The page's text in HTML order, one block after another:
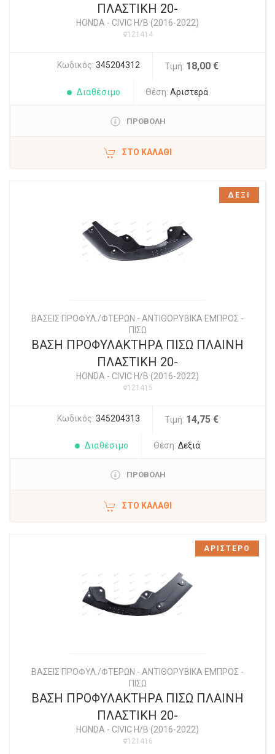
ΠΛΑΣΤΙΚΗ 20-
HONDA - CIVIC H/B (2016-2022)
#121414
Κωδικός: 345204312 Τιμή: 18,00 €
Διαθέσιμο Θέση: Αριστερά
ΠΡΟΒΟΛΗ
ΣΤΟ ΚΑΛΆΘΙ
ΒΑΣΕΙΣ ΠΡΟΦΥΛ./ΦΤΕΡΩΝ - ΑΝΤΙΘΟΡΥΒΙΚΑ ΕΜΠΡΟΣ -
ΠΙΣΩ
ΒΑΣΗ ΠΡΟΦΥΛΑΚΤΗΡΑ ΠΙΣΩ ΠΛΑΙΝΗ
ΠΛΑΣΤΙΚΗ 20-
HONDA - CIVIC H/B (2016-2022)
#121415
Κωδικός: 345204313 Τιμή: 14,75 €
Διαθέσιμο Θέση: Δεξιά
ΠΡΟΒΟΛΗ
ΣΤΟ ΚΑΛΆΘΙ
ΔΕΞΙ
ΒΑΣΕΙΣ ΠΡΟΦΥΛ./ΦΤΕΡΩΝ - ΑΝΤΙΘΟΡΥΒΙΚΑ ΕΜΠΡΟΣ -
ΠΙΣΩ
ΒΑΣΗ ΠΡΟΦΥΛΑΚΤΗΡΑ ΠΙΣΩ ΠΛΑΙΝΗ
ΠΛΑΣΤΙΚΗ 20-
HONDA - CIVIC H/B (2016-2022)
#121416
ΑΡΙΣΤΕΡΟ